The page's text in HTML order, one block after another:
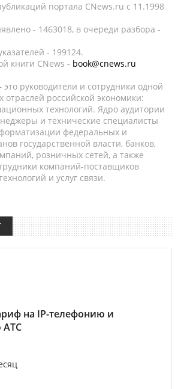
портала CNews.ru c 11.1998
- 1463018, в очереди разбора -
- 199124.
книги CNews - book@cnews.ru
руководители и сотрудники одной
российской экономики:
технологий. Ядро аудитории
и технические специалисты
федеральных и
государственной власти, банков,
розничных сетей, а также
компаний-поставщиков
и услуг связи.
на IP-телефонию и
АТС